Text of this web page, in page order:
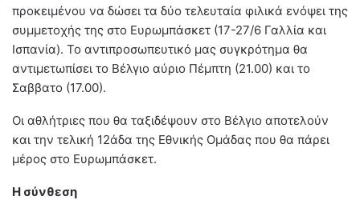
προκειμένου να δώσει τα δύο τελευταία φιλικά ενόψει της
συμμετοχής της στο Ευρωμπάσκετ (17-27/6 Γαλλία και
Ισπανία). Το αντιπροσωπευτικό μας συγκρότημα θα
αντιμετωπίσει το Βέλγιο αύριο Πέμπτη (21.00) και το
Σαββατο (17.00).
Οι αθλήτριες που θα ταξιδέψουν στο Βέλγιο αποτελούν
και την τελική 12άδα της Εθνικής Ομάδας που θα πάρει
μέρος στο Ευρωμπάσκετ.
Η σύνθεση